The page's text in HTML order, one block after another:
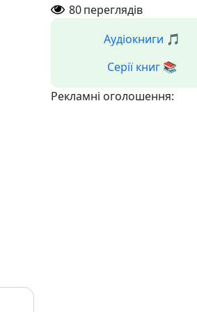
80переглядів
Аудіокниги 🎵
Серії книг 📚
Рекламні оголошення: